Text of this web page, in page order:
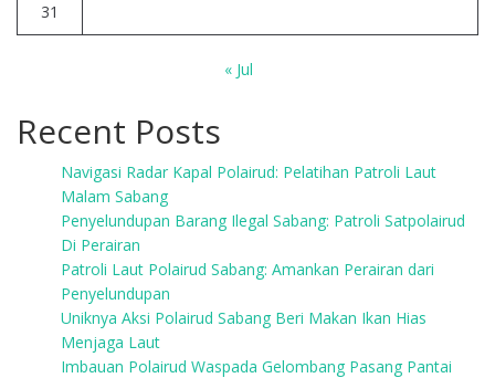
31
« Jul
Recent Posts
Navigasi Radar Kapal Polairud: Pelatihan Patroli Laut
Malam Sabang
Penyelundupan Barang Ilegal Sabang: Patroli Satpolairud
Di Perairan
Patroli Laut Polairud Sabang: Amankan Perairan dari
Penyelundupan
Uniknya Aksi Polairud Sabang Beri Makan Ikan Hias
Menjaga Laut
Imbauan Polairud Waspada Gelombang Pasang Pantai